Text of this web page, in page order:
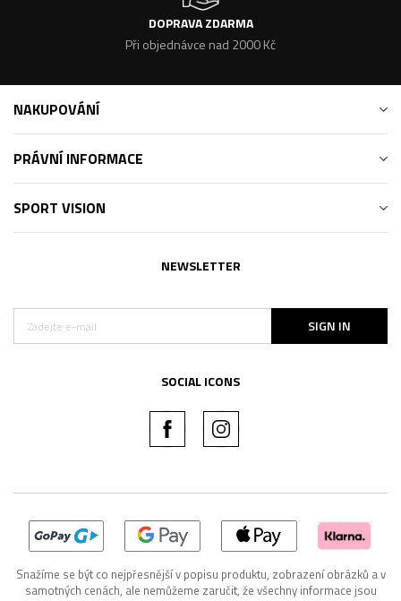
DOPRAVA ZDARMA
Při objednávce nad 2000 Kč
NAKUPOVÁNÍ
PRÁVNÍ INFORMACE
SPORT VISION
NEWSLETTER
SIGN IN
SOCIAL ICONS
Snažíme se být co nejpřesnější v popisu produktu, zobrazení obrázků a v
samotných cenách, ale nemůžeme zaručit, že všechny informace jsou